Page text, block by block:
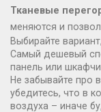
Тканевые
меняются и
Выбирайте
Самый дешевый
панель или
Не забывайте про
убедитесь, что в
воздуха – иначе